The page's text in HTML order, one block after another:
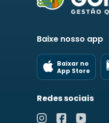
Baixe nosso app
Baixar no
App Store
Redes sociais